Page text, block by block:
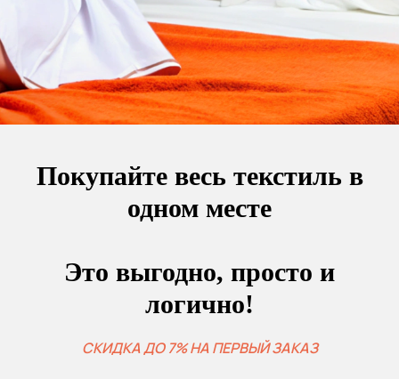
Покупайте весь текстиль в
одном месте
Это выгодно, просто и
логично!
СКИДКА ДО 7% НА ПЕРВЫЙ ЗАКАЗ